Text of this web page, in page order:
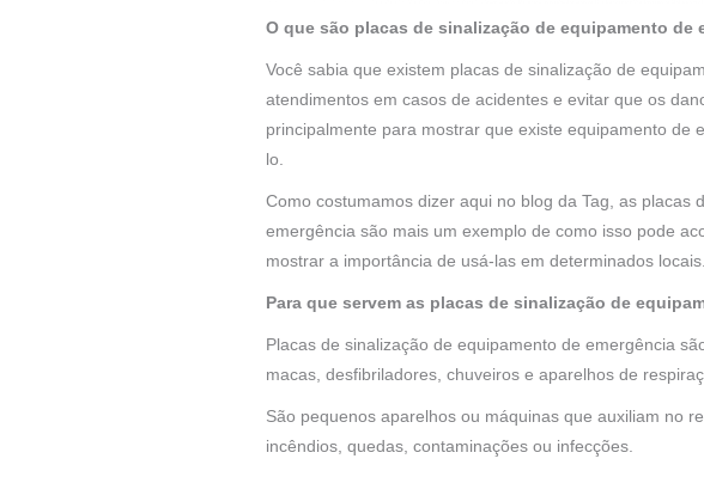
O que são placas de sinalização de equipamento de
Você sabia que existem placas de sinalização de
atendimentos em casos de acidentes e evitar que os
principalmente para mostrar que existe equipamento de
lo.
Como costumamos dizer aqui no blog da Tag, as placas
emergência são mais um exemplo de como isso pode
mostrar a importância de usá-las em determinados locais.
Para que servem as placas de sinalização de
Placas de sinalização de equipamento de emergência
macas, desfibriladores, chuveiros e aparelhos de
São pequenos aparelhos ou máquinas que auxiliam no
incêndios, quedas, contaminações ou infecções.